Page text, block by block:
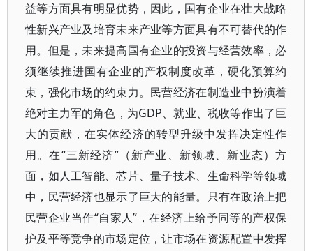
益等方面具有明显优势，因此，国有企业在壮大战略
性新兴产业及培育未来产业等方面具有不可替代的作
用。但是，未来提高国有企业的投资与经营效率，必
须继续推进国有企业的产权制度改革，硬化预算约
束，强化市场的约束力。民营经济在制造业中扮演着
绝对主力军的角色，为GDP、就业、税收等作出了巨
大的贡献，在实体经济的转型升级中发挥决定性作
用。在“三新经济”（新产业、新领域、新业态）方
面，如人工智能、芯片、量子技术、生命科学等领域
中，民营经济也显示了巨大的能量。只有在政治上把
民营企业当作“自家人”，在经济上给予同等的产权保
护及平等竞争的市场定位，让市场在资源配置中发挥